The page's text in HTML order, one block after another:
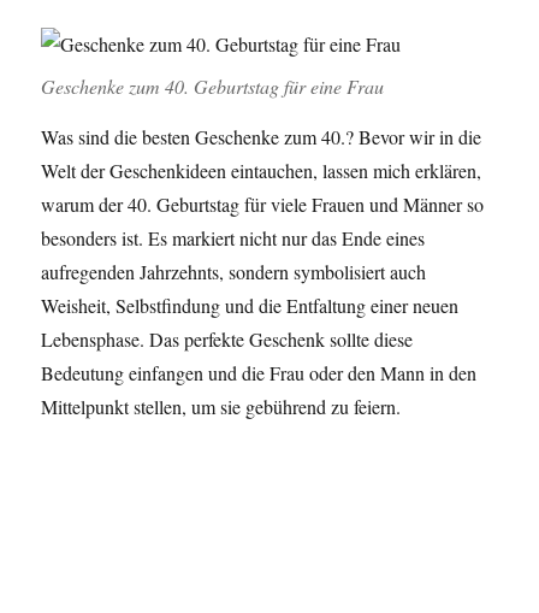
Geschenke zum 40. Geburtstag für eine Frau
Was sind die besten Geschenke zum 40.? Bevor wir in die
Welt der Geschenkideen eintauchen, lassen mich erklären,
warum der 40. Geburtstag für viele Frauen und Männer so
besonders ist. Es markiert nicht nur das Ende eines
aufregenden Jahrzehnts, sondern symbolisiert auch
Weisheit, Selbstfindung und die Entfaltung einer neuen
Lebensphase. Das perfekte Geschenk sollte diese
Bedeutung einfangen und die Frau oder den Mann in den
Mittelpunkt stellen, um sie gebührend zu feiern.